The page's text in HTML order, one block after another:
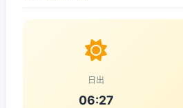
日出
06:27